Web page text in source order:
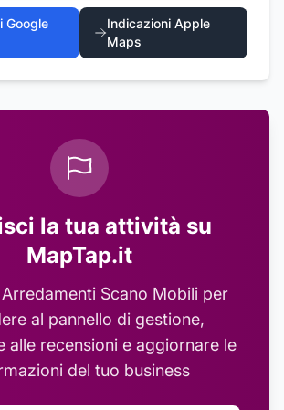
Google
Indicazioni Apple
Maps
la tua attività su
MapTap.it
Arredamenti Scano Mobiliper
al pannello di gestione,
alle recensioni e aggiornare le
del tuo business